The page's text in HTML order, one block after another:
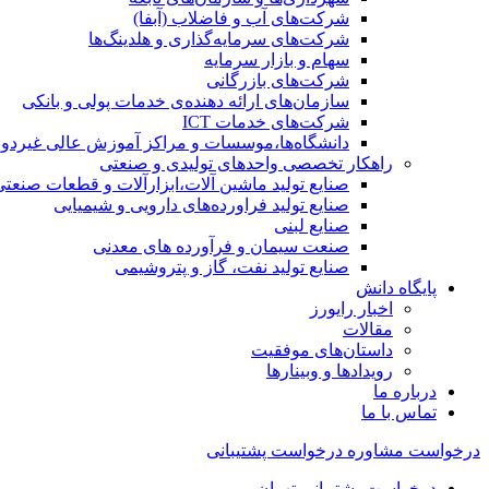
شرکت‌های آب و فاضلاب (آبفا)
شرکت‌های سرمایه‌گذاری و هلدینگ‌ها
سهام و بازار سرمایه
شرکت‌های بازرگانی
سازمان‌های ارائه دهنده‌ی خدمات پولی و بانکی
شرکت‌های خدمات ICT
دانشگاه‌ها،موسسات و مراکز آموزش عالی
راهکار تخصصی واحدهای تولیدی و صنعتی
صنایع توليد ماشين آلات،ابزارآلات و قطعات
صنایع تولید فراورده‌های دارویی و شیمیایی
صنایع لبنی
صنعت سیمان و فرآورده های معدنی
صنایع تولید نفت، گاز و پتروشيمی
پایگاه دانش
اخبار رایورز
مقالات
داستان‌های موفقیت
رویدادها و وبینارها
درباره ما
تماس با ما
درخواست مشاوره درخواست پشتیبانی